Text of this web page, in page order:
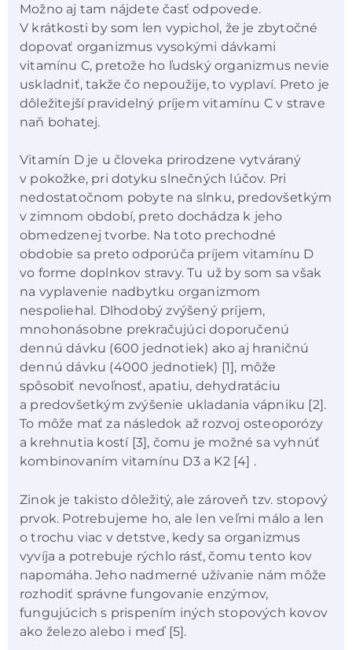
Možno aj tam nájdete časť odpovede.
V krátkosti by som len vypichol, že je zbytočné
dopovať organizmus vysokými dávkami
vitamínu C, pretože ho ľudský organizmus nevie
uskladniť, takže čo nepoužije, to vyplaví. Preto je
dôležitejší pravidelný príjem vitamínu C v strave
naň bohatej.
Vitamín D je u človeka prirodzene vytváraný
v pokožke, pri dotyku slnečných lúčov. Pri
nedostatočnom pobyte na slnku, predovšetkým
v zimnom období, preto dochádza k jeho
obmedzenej tvorbe. Na toto prechodné
obdobie sa preto odporúča príjem vitamínu D
vo forme doplnkov stravy. Tu už by som sa však
na vyplavenie nadbytku organizmom
nespoliehal. Dlhodobý zvýšený príjem,
mnohonásobne prekračujúci doporučenú
dennú dávku (600 jednotiek) ako aj hraničnú
dennú dávku (4000 jednotiek) [1], môže
spôsobiť nevoľnosť, apatiu, dehydratáciu
a predovšetkým zvýšenie ukladania vápniku [2].
To môže mať za následok až rozvoj osteoporózy
a krehnutia kostí [3], čomu je možné sa vyhnúť
kombinovaním vitamínu D3 a K2 [4] .
Zinok je takisto dôležitý, ale zároveň tzv. stopový
prvok. Potrebujeme ho, ale len veľmi málo a len
o trochu viac v detstve, kedy sa organizmus
vyvíja a potrebuje rýchlo rásť, čomu tento kov
napomáha. Jeho nadmerné užívanie nám môže
rozhodiť správne fungovanie enzýmov,
fungujúcich s prispením iných stopových kovov
ako železo alebo i meď [5].